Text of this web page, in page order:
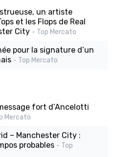
un artiste
et les Flops de Real
City - Top Mercato
pour la signature d’un
- Top Mercato
fort d’Ancelotti
Mercato
– Manchester City :
probables - Top